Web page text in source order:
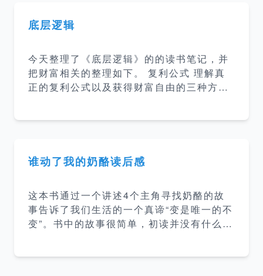
书。 内容总结 这本书讲的是蛤蟆先生陷入
的抑郁之后，在朋友们的鼓励下去看了心理
在苍鹭医生的引导下，蛤蟆先生慢慢的放下
心防，探索自己的内心，到最后接纳自己，
找到了人生的新的方向。 感悟 这是一本讲
其实我没有特别大的感触。但是看到很多人
底层逻辑
今天整理了《底层逻辑》的的读书笔记，并
把财富相关的整理如下。 复利公式 理解真
正的复利公式以及获得财富自由的三种方
富应该怎么分配，谁应该比谁更有钱这件
事，并不是由创建财富的人决定的，而是由
要拥有更多财富，就应该想尽一切办法，提
高自己的稀缺性。 比如对于个人，你要思考
的问题应该是： 我是否拥有非常稀缺的能
在部门最稀缺的岗位？ 我是否拥有最稀缺的
谁动了我的奶酪读后感
这本书通过一个讲述4个主角寻找奶酪的故
事告诉了我们生活的一个真谛“变是唯一的不
变”。书中的故事很简单，初读并没有什么感